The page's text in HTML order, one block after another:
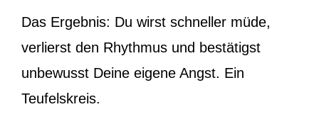
Das Ergebnis: Du wirst schneller müde,
verlierst den Rhythmus und bestätigst
unbewusst Deine eigene Angst. Ein
Teufelskreis.